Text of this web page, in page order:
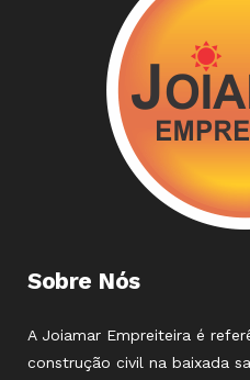
Sobre Nós
A Joiamar Empreiteira é
construção civil na baixada